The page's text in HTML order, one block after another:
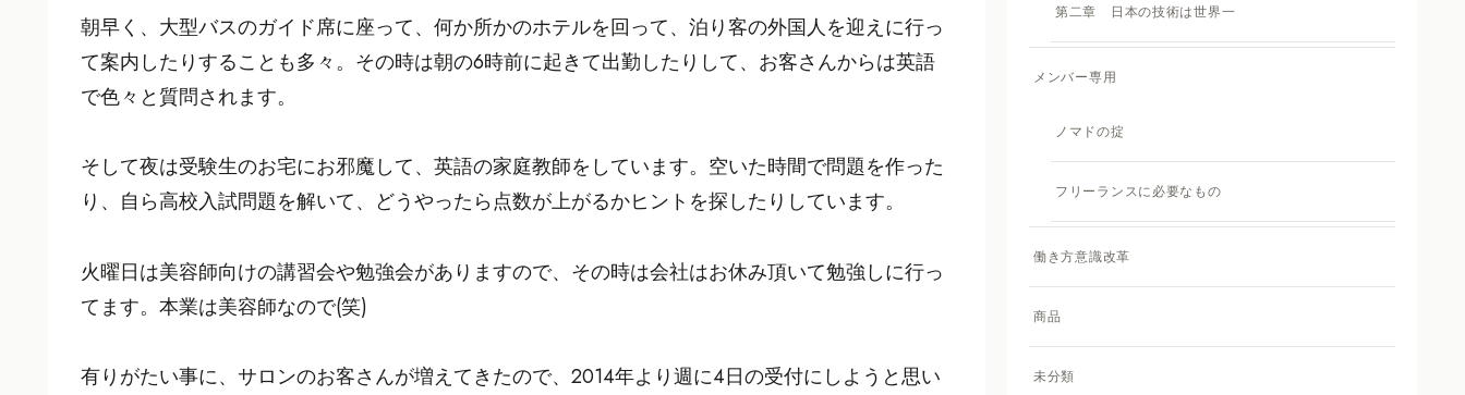
朝早く、大型バスのガイド席に座って、何か所かのホテルを回って、泊り客の外国人を迎えに行っ
て案内したりすることも多々。その時は朝の6時前に起きて出勤したりして、お客さんからは英語
で色々と質問されます。
そして夜は受験生のお宅にお邪魔して、英語の家庭教師をしています。空いた時間で問題を作った
り、自ら高校入試問題を解いて、どうやったら点数が上がるかヒントを探したりしています。
火曜日は美容師向けの講習会や勉強会がありますので、その時は会社はお休み頂いて勉強しに行っ
てます。本業は美容師なので(笑)
有りがたい事に、サロンのお客さんが増えてきたので、2014年より週に4日の受付にしようと思い
第二章 日本の技術は世界一
メンバー専用
ノマドの掟
フリーランスに必要なもの
働き方意識改革
商品
未分類